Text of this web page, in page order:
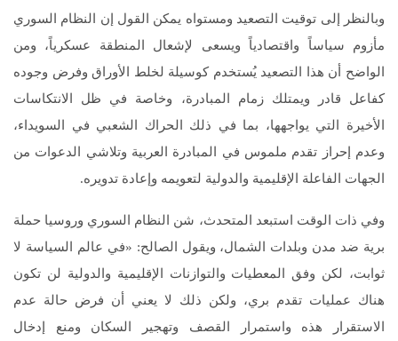
وبالنظر إلى توقيت التصعيد ومستواه يمكن القول إن النظام السوري
مأزوم سياساً واقتصادياً ويسعى لإشعال المنطقة عسكرياً، ومن
الواضح أن هذا التصعيد يُستخدم كوسيلة لخلط الأوراق وفرض وجوده
كفاعل قادر ويمتلك زمام المبادرة، وخاصة في ظل الانتكاسات
الأخيرة التي يواجهها، بما في ذلك الحراك الشعبي في السويداء،
وعدم إحراز تقدم ملموس في المبادرة العربية وتلاشي الدعوات من
الجهات الفاعلة الإقليمية والدولية لتعويمه وإعادة تدويره.
وفي ذات الوقت استبعد المتحدث، شن النظام السوري وروسيا حملة
برية ضد مدن وبلدات الشمال، ويقول الصالح: «في عالم السياسة لا
ثوابت، لكن وفق المعطيات والتوازنات الإقليمية والدولية لن تكون
هناك عمليات تقدم بري، ولكن ذلك لا يعني أن فرض حالة عدم
الاستقرار هذه واستمرار القصف وتهجير السكان ومنع إدخال